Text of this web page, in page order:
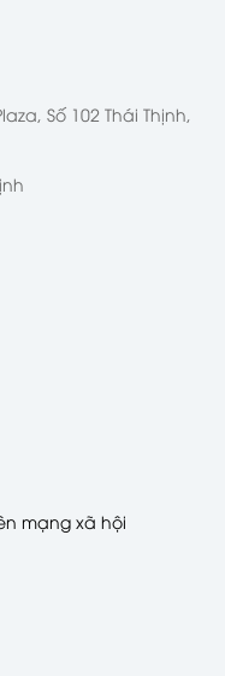
Số 102 Thái Thịnh,
mạng xã hội